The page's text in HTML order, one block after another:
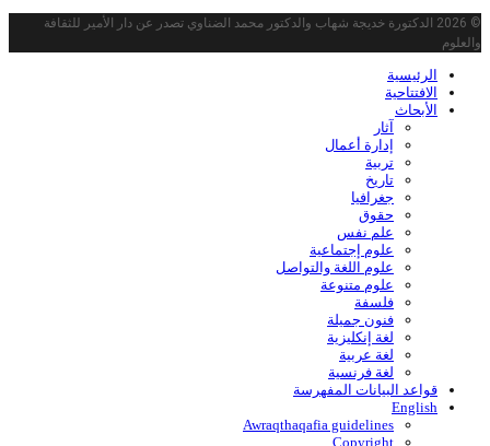
© 2026 الدكتورة خديجة شهاب والدكتور محمد الضناوي تصدر عن دار الأمير للثقافة
والعلوم
الرئيسية
الافتتاحية
الأبحاث
آثار
إدارة أعمال
تربية
تاريخ
جغرافيا
حقوق
علم نفس
علوم إجتماعية
علوم اللغة والتواصل
علوم متنوعة
فلسفة
فنون جميلة
لغة إنكليزية
لغة عربية
لغة فرنسية
قواعد البیانات المفهرسة
English
Awraqthaqafia guidelines
Copyright